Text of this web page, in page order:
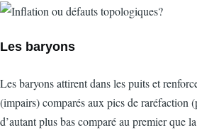
Les baryons
Les baryons attirent dans les puits et
(impairs) comparés aux pics de raréfaction
d’autant plus bas comparé au premier que